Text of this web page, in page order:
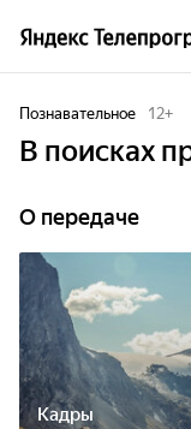
Познавательное 12+
В поисках
О передаче
Кадры